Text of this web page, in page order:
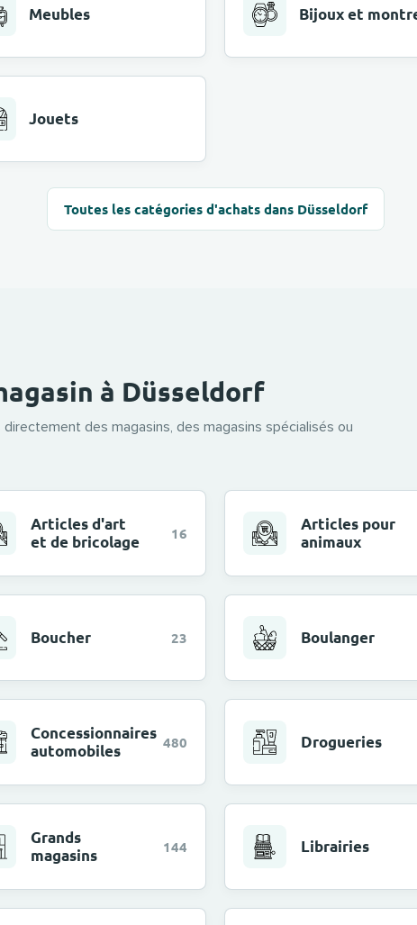
Meubles Bijoux et
Jouets
Toutes les catégories d'achats dans Düsseldorf
à Düsseldorf
des magasins, des magasins spécialisés ou
Articles d'art
et de bricolage
16
Articles pour
animaux
Boucher 23 Boulanger
Concessionnaires
automobiles
480 Drogueries
Grands
magasins
144 Librairies